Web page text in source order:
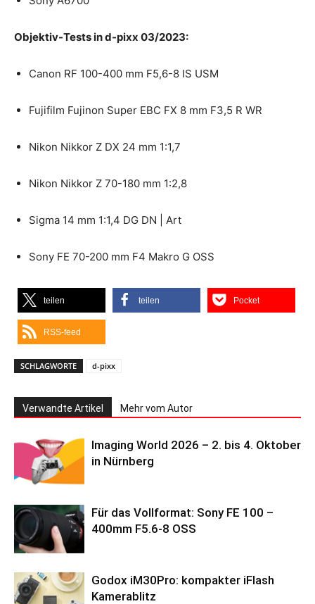
Objektiv-Tests in d-pixx 03/2023:
Canon RF 100-400 mm F5,6-8 IS USM
Fujifilm Fujinon Super EBC FX 8 mm F3,5 R WR
Nikon Nikkor Z DX 24 mm 1:1,7
Nikon Nikkor Z 70-180 mm 1:2,8
Sigma 14 mm 1:1,4 DG DN | Art
Sony FE 70-200 mm F4 Makro G OSS
teilen teilen Pocket
RSS-feed
SCHLAGWORTE d-pixx
Verwandte Artikel Mehr vom Autor
Imaging World 2026 – 2. bis 4. Oktober
in Nürnberg
Für das Vollformat: Sony FE 100 –
400mm F5.6-8 OSS
Godox iM30Pro: kompakter iFlash
Kamerablitz